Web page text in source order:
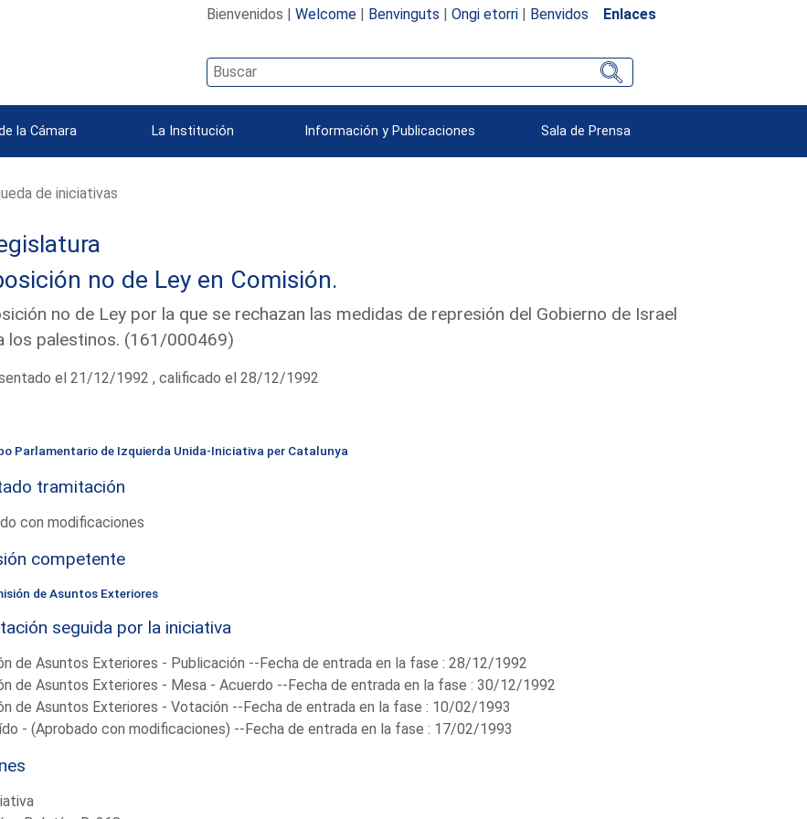
Bienvenidos | Welcome| Benvinguts | Ongi etorri| Benvidos Enlaces
la Cámara La Institución Información y Publicaciones Sala de Prensa
de iniciativas
no de Ley en Comisión.
no de Ley por la que se rechazan las medidas de represión del Gobierno de Israel
los palestinos. (161/000469)
el 21/12/1992 , calificado el 28/12/1992
Parlamentario de Izquierda Unida-Iniciativa per Catalunya
tramitación
con modificaciones
competente
de Asuntos Exteriores
seguida por la iniciativa
de Asuntos Exteriores - Publicación --Fecha de entrada en la fase : 28/12/1992
de Asuntos Exteriores - Mesa - Acuerdo --Fecha de entrada en la fase : 30/12/1992
de Asuntos Exteriores - Votación --Fecha de entrada en la fase : 10/02/1993
- (Aprobado con modificaciones) --Fecha de entrada en la fase : 17/02/1993